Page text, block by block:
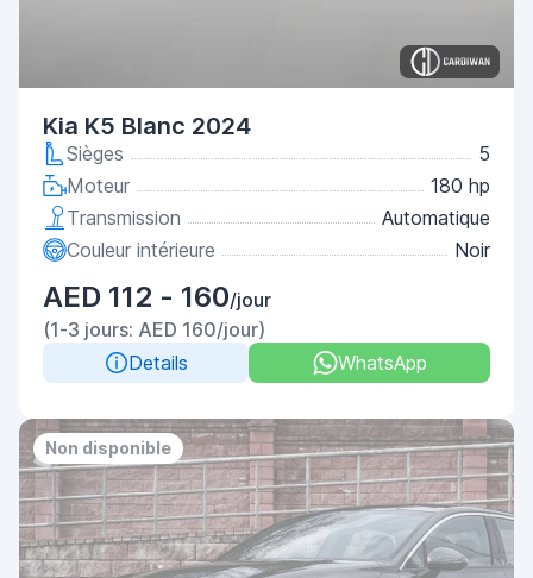
Kia K5 Blanc 2024
Sièges
5
Moteur
180 hp
Transmission
Automatique
Couleur intérieure
Noir
AED 112 - 160/jour
(1-3 jours: AED 160/jour)
Details
WhatsApp
Non disponible